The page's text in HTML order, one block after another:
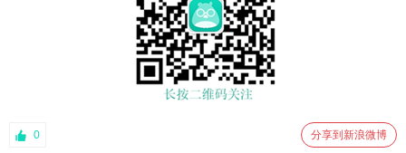
0 分享到新浪微博